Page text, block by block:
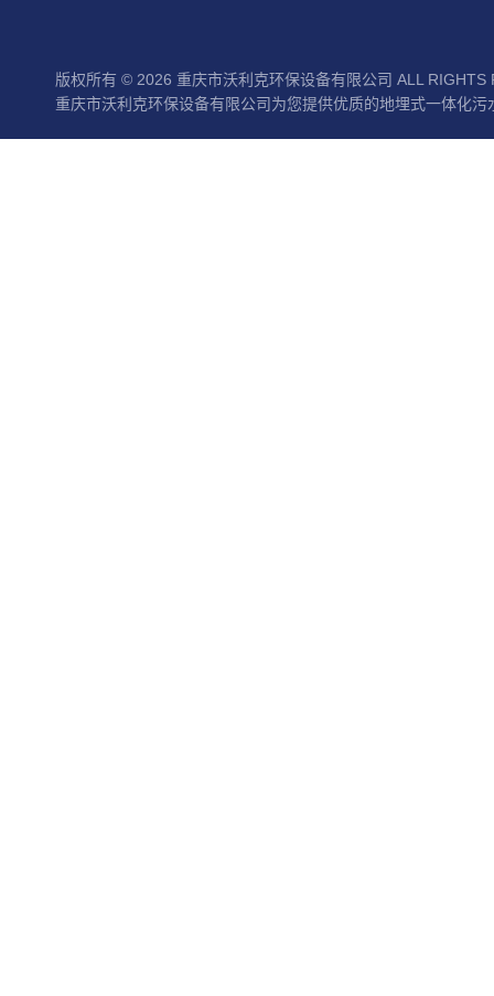
版权所有 © 2026 重庆市沃利克环保设备有限公司 ALL RIGHTS
重庆市沃利克环保设备有限公司为您提供优质的地埋式一体化